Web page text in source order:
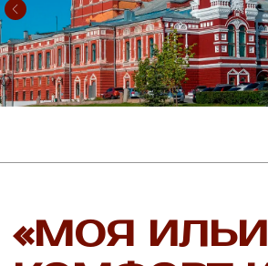
близких. «Моя Ильинка» — это место, где
создается ваше идеальное настоящее и
будущее.
Преимущества переезда в «Мою Ильинку»:
Возможность жить в комфортном и
Развитая инфраструктура и близость к
бизнеса.
Разнообразный досуг на любой вкус.
Красивая природа и чистый воздух.